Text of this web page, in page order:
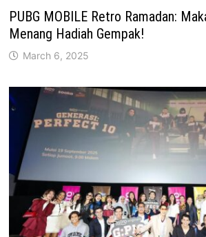
PUBG MOBILE Retro Ramadan:
Menang Hadiah Gempak!
March 6, 2025